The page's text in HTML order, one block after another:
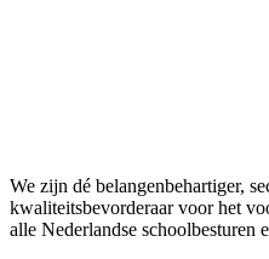
We zijn dé belangenbehartiger,
kwaliteitsbevorderaar voor het
alle Nederlandse schoolbesturen